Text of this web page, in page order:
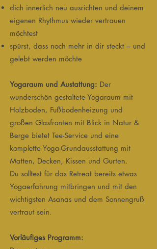
dich innerlich neu ausrichten und deinem
eigenen Rhythmus wieder vertrauen
möchtest
spürst, dass noch mehr in dir steckt – und
gelebt werden möchte
Yogaraum und Austattung: Der
wunderschön gestaltete Yogaraum mit
Holzboden, Fußbodenheizung und
großen Glasfronten mit Blick in Natur &
Berge bietet Tee-Service und eine
komplette Yoga-Grundausstattung mit
Matten, Decken, Kissen und Gurten.
Du solltest für das Retreat bereits etwas
Yogaerfahrung mitbringen und mit den
wichtigsten Asanas und dem Sonnengruß
vertraut sein.
Vorläufiges Programm: